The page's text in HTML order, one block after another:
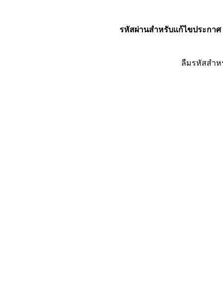
รหัสผ่านสำหรับแก้ไขประกาศ
ลืมรหัสสำ